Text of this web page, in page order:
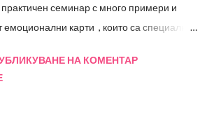
семинар с много примери и
емоционални карти , които са специално
"Децата на бъдещето" сме
обучения за специалисти вече
НА КОМЕНТАР